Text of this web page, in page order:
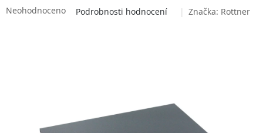
Průměrné
Neohodnoceno Podrobnosti hodnocení Značka: Rottner